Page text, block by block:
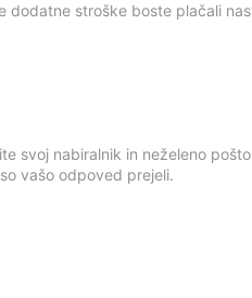
dodatne stroške boste plačali
svoj nabiralnik in neželeno
vašo odpoved prejeli.